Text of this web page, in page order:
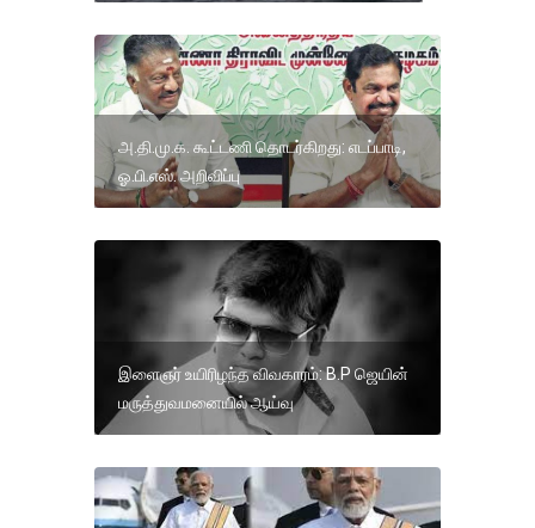
அ.தி.மு.க. கூட்டணி தொடர்கிறது: எடப்பாடி,
ஓ.பி.எஸ். அறிவிப்பு
இளைஞர் உயிரிழந்த விவகாரம்: B.P ஜெயின்
மருத்துவமனையில் ஆய்வு